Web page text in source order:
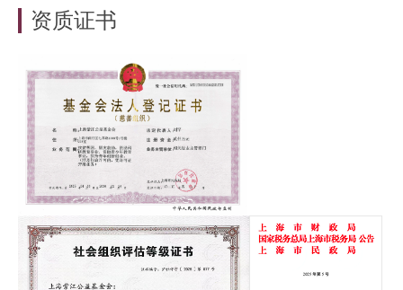
资质证书